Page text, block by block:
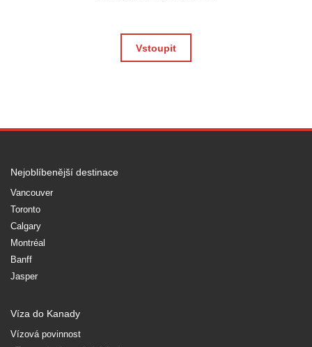
Vstoupit
Nejoblíbenější destinace
Vancouver
Toronto
Calgary
Montréal
Banff
Jasper
Víza do Kanady
Vízová povinnost